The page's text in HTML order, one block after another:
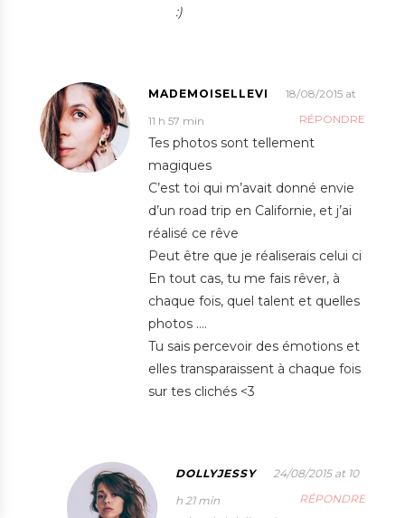
:)
MADEMOISELLEVI
18/08/2015 at
11 h 57 min
RÉPONDRE
Tes photos sont tellement
magiques
C’est toi qui m’avait donné envie
d’un road trip en Californie, et j’ai
réalisé ce rêve
Peut être que je réaliserais celui ci
En tout cas, tu me fais rêver, à
chaque fois, quel talent et quelles
photos ….
Tu sais percevoir des émotions et
elles transparaissent à chaque fois
sur tes clichés <3
DOLLYJESSY
24/08/2015 at 10
h 21 min
RÉPONDRE